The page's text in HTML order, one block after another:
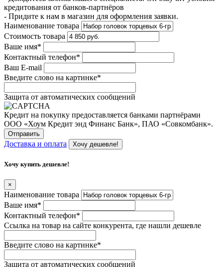
кредитования от банков-партнёров
- Придите к нам в магазин для оформления заявки.
Наименование товара
Стоимость товара
Ваше имя*
Контактный телефон*
Ваш E-mail
Введите слово на картинке*
Защита от автоматических сообщений
Кредит на покупку предоставляется банками партнёрами
ООО «Хоум Кредит энд Финанс Банк», ПАО «Совкомбанк».
Доставка и оплата Хочу дешевле!
Хочу купить дешевле!
×
Наименование товара
Ваше имя*
Контактный телефон*
Ссылка на товар на сайте конкурента, где нашли дешевле
Введите слово на картинке*
Защита от автоматических сообщений